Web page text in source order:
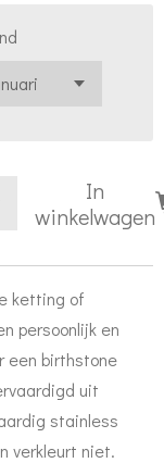
In
winkelwagen
ketting of
persoonlijk en
een birthstone
uit
stainless
verkleurt niet.